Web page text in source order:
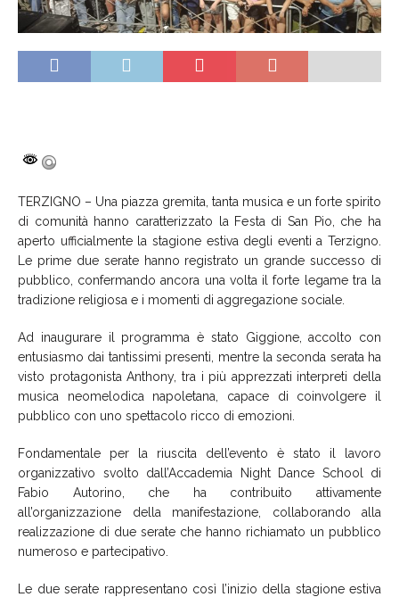
TERZIGNO – Una piazza gremita, tanta musica e un forte spirito
di comunità hanno caratterizzato la Festa di San Pio, che ha
aperto ufficialmente la stagione estiva degli eventi a Terzigno.
Le prime due serate hanno registrato un grande successo di
pubblico, confermando ancora una volta il forte legame tra la
tradizione religiosa e i momenti di aggregazione sociale.
Ad inaugurare il programma è stato Giggione, accolto con
entusiasmo dai tantissimi presenti, mentre la seconda serata ha
visto protagonista Anthony, tra i più apprezzati interpreti della
musica neomelodica napoletana, capace di coinvolgere il
pubblico con uno spettacolo ricco di emozioni.
Fondamentale per la riuscita dell’evento è stato il lavoro
organizzativo svolto dall’Accademia Night Dance School di
Fabio Autorino, che ha contribuito attivamente
all’organizzazione della manifestazione, collaborando alla
realizzazione di due serate che hanno richiamato un pubblico
numeroso e partecipativo.
Le due serate rappresentano così l’inizio della stagione estiva